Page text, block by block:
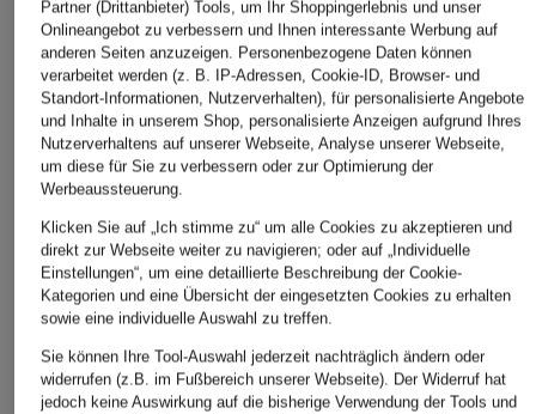
Anzüge für Herren
Ballkleider
Black Friday 2026
Black Week 2026
Cordhosen für Damen
Daunenmäntel für
Damen
Daunenmäntel für Herren
Dirndl für Damen
Dirndlblusen für Damen
Overshirts für Herren
Seidentücher für Damen
Skianzüge für Damen
Smokings für Herren
Damen
Tote Bags
Trachtenjacken für Herren
Trenchcoats für Herren
Weihnachtsgeschenke
Partner (Drittanbieter) Tools, um Ihr Shoppingerlebnis und unser
Onlineangebot zu verbessern und Ihnen interessante Werbung auf
anderen Seiten anzuzeigen. Personenbezogene Daten können
verarbeitet werden (z. B. IP-Adressen, Cookie-ID, Browser- und
Standort-Informationen, Nutzerverhalten), für personalisierte Angebote
und Inhalte in unserem Shop, personalisierte Anzeigen aufgrund Ihres
Nutzerverhaltens auf unserer Webseite, Analyse unserer Webseite,
um diese für Sie zu verbessern oder zur Optimierung der
Werbeaussteuerung.
Klicken Sie auf „Ich stimme zu“ um alle Cookies zu akzeptieren und
direkt zur Webseite weiter zu navigieren; oder auf „Individuelle
Einstellungen“, um eine detaillierte Beschreibung der Cookie-
Kategorien und eine Übersicht der eingesetzten Cookies zu erhalten
sowie eine individuelle Auswahl zu treffen.
Sie können Ihre Tool-Auswahl jederzeit nachträglich ändern oder
widerrufen (z.B. im Fußbereich unserer Webseite). Der Widerruf hat
jedoch keine Auswirkung auf die bisherige Verwendung der Tools und